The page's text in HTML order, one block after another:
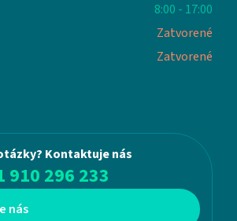
8:00 - 17:00
Zatvorené
Zatvorené
Kontaktuje nás
910 296 233
nás